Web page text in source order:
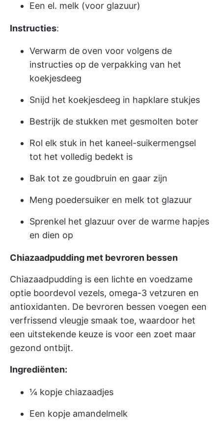
Een el. melk (voor glazuur)
Instructies:
Verwarm de oven voor volgens de
instructies op de verpakking van het
koekjesdeeg
Snijd het koekjesdeeg in hapklare stukjes
Bestrijk de stukken met gesmolten boter
Rol elk stuk in het kaneel-suikermengsel
tot het volledig bedekt is
Bak tot ze goudbruin en gaar zijn
Meng poedersuiker en melk tot glazuur
Sprenkel het glazuur over de warme hapjes
en dien op
Chiazaadpudding met bevroren bessen
Chiazaadpudding is een lichte en voedzame
optie boordevol vezels, omega-3 vetzuren en
antioxidanten. De bevroren bessen voegen een
verfrissend vleugje smaak toe, waardoor het
een uitstekende keuze is voor een zoet maar
gezond ontbijt.
Ingrediënten:
¼ kopje chiazaadjes
Een kopje amandelmelk